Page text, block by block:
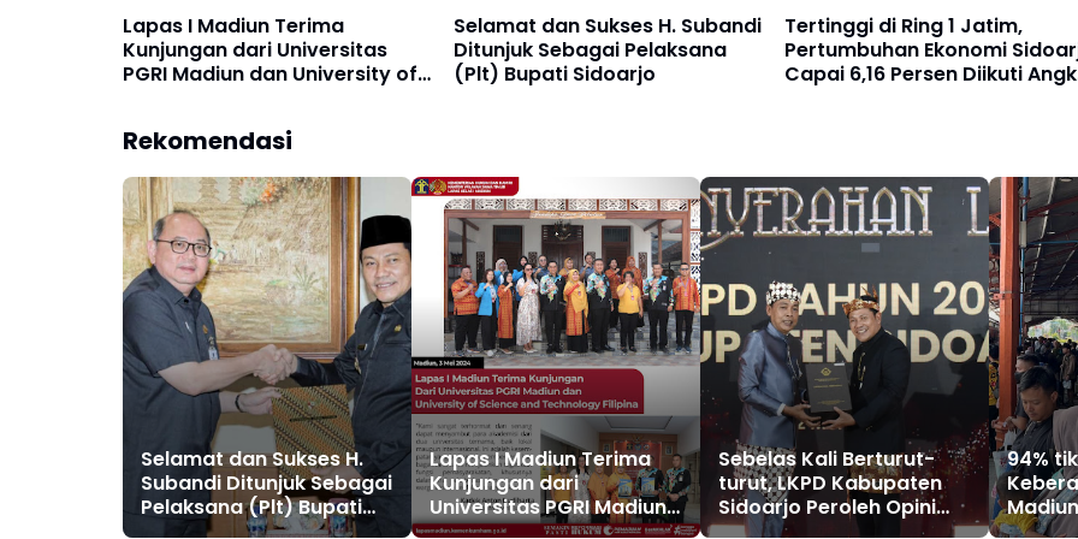
Lapas I Madiun Terima
Kunjungan dari Universitas
PGRI Madiun dan University of
Selamat dan Sukses H. Subandi
Ditunjuk Sebagai Pelaksana
(Plt) Bupati Sidoarjo
Tertinggi di Ring 1 Jatim,
Pertumbuhan Ekonomi
Capai 6,16 Persen Diikuti
Rekomendasi
Selamat dan Sukses H.
Subandi Ditunjuk Sebagai
Pelaksana (Plt) Bupati
Sidoarjo
Lapas I Madiun Terima
Kunjungan dari
Universitas PGRI Madiun
dan University of Science
Sebelas Kali Berturut-
turut, LKPD Kabupaten
Sidoarjo Peroleh Opini
WTP
94%
Libur